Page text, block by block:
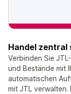
Handel zentral
Verbinden Sie
und Bestände mit
automatischen
mit JTL verwalten.